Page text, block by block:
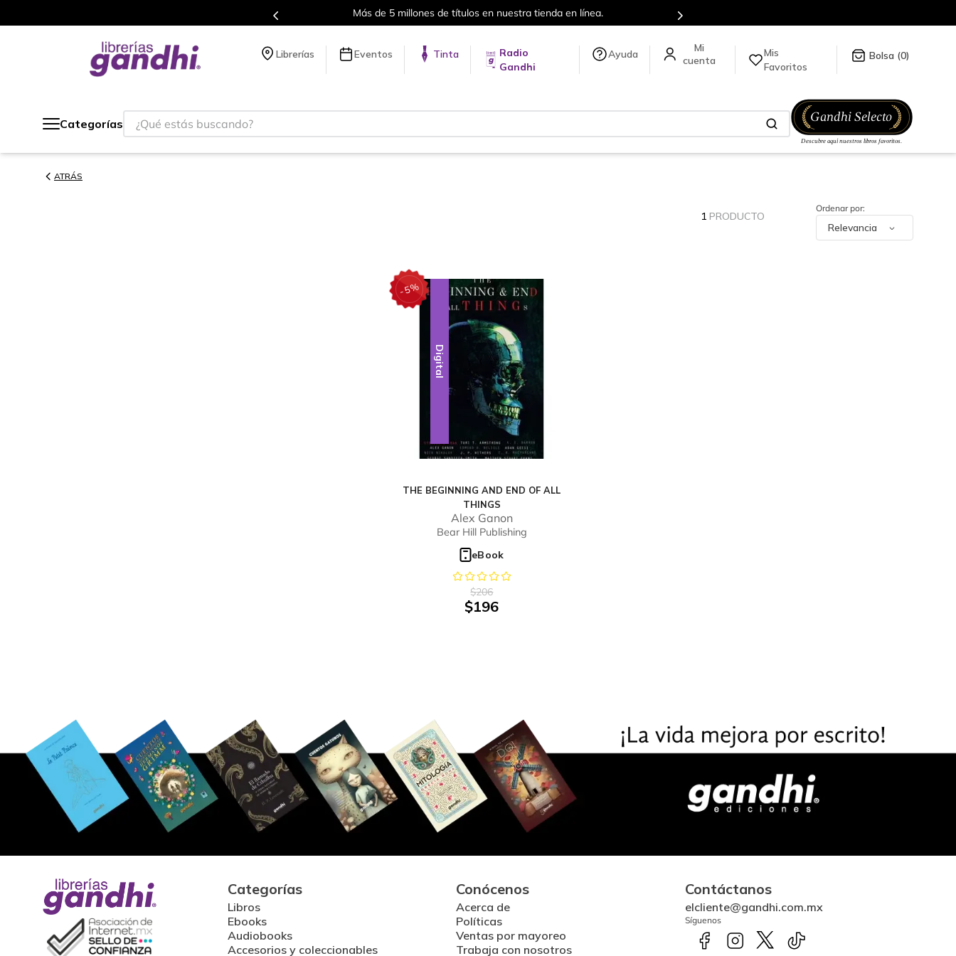
Más de 5 millones de títulos en nuestra tienda en línea.
Librerías Eventos Tinta
Radio
Gandhi
Ayuda
Mis
Favoritos
0
Categorías
¿Qué estás buscando?
ATRÁS
1 PRODUCTO
Relevancia
Digital
THE BEGINNING AND END OF ALL
THINGS
Alex Ganon
Bear Hill Publishing
eBook
-5%
$206
$196
Categorías
Libros
Ebooks
Audiobooks
Accesorios y coleccionables
Conócenos
Acerca de
Políticas
Ventas por mayoreo
Trabaja con nosotros
Contáctanos
elcliente@gandhi.com.mx
Síguenos